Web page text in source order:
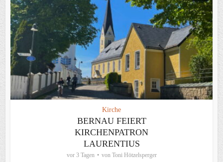
Kirche
BERNAU FEIERT
KIRCHENPATRON
LAURENTIUS
vor 3 Tagen von Toni Hötzelsperger